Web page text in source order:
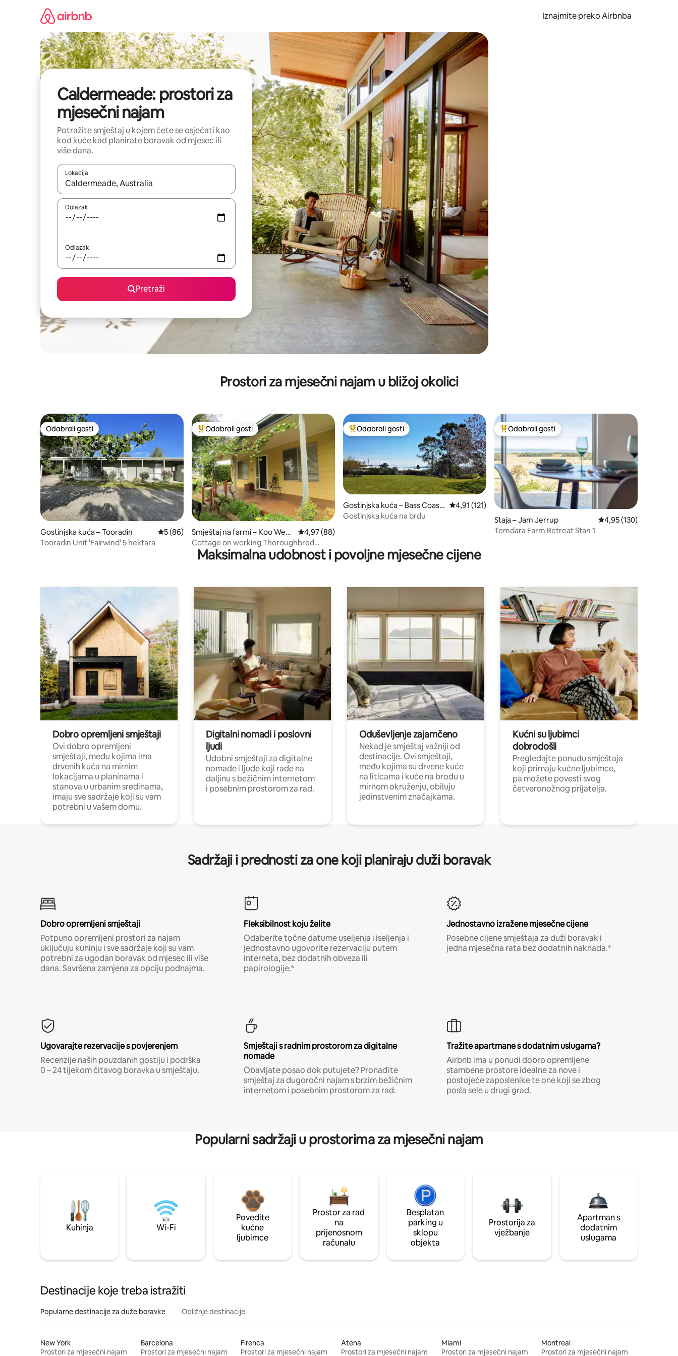
Iznajmite preko Airbnba
Caldermeade: prostori za
mjesečni najam
Potražite smještaj u kojem ćete se osjećati kao
kod kuće kad planirate boravak od mjesec ili
više dana.
Lokacija
Kada budu dostupni rezultati, moći ćete ih pregledati koristeći se strelicama prema gore i prema dolje, kao i dodirom ili prelaskom prstom po zaslonu.
Dolazak
Odlazak
Pretraži
Prostori za mjesečni najam u bližoj okolici
Odabrali gosti
Odabrali gosti
Gostinjska kuća – Tooradin Prosječna ocjena: 5/5, recenzija: 86
5 (86)
Tooradin Unit 'Fairwind' 5 hektara
Među najviše rangiranima s oznakom „Odabrali gosti”
Odabrali gosti
Smještaj na farmi – Koo Wee
Rup
Prosječna ocjena: 4,97/5, recenzija: 88
4,97 (88)
Cottage on working Thoroughbred
Horse/Cattle Farm
Među najviše rangiranima s oznakom „Odabrali gosti”
Odabrali gosti
Gostinjska kuća – Bass Coast
Shire
Prosječna ocjena: 4,91/5, recenzija: 121
4,91 (121)
Gostinjska kuća na brdu
Među najviše rangiranima s oznakom „Odabrali gosti”
Odabrali gosti
Staja – Jam Jerrup Prosječna ocjena:
4,95 (130)
Temdara Farm Retreat Stan 1
Maksimalna udobnost i povoljne mjesečne cijene
Dobro opremljeni smještaji
Ovi dobro opremljeni
smještaji, među kojima ima
drvenih kuća na mirnim
lokacijama u planinama i
stanova u urbanim sredinama,
imaju sve sadržaje koji su vam
potrebni u vašem domu.
Digitalni nomadi i poslovni
ljudi
Udobni smještaji za digitalne
nomade i ljude koji rade na
daljinu s bežičnim internetom
i posebnim prostorom za rad.
Oduševljenje zajamčeno
Nekad je smještaj važniji od
destinacije. Ovi smještaji,
među kojima su drvene kuće
na liticama i kuće na brodu u
mirnom okruženju, obiluju
jedinstvenim značajkama.
Kućni su ljubimci
dobrodošli
Pregledajte ponudu smještaja
koji primaju kućne ljubimce,
pa možete povesti svog
četveronožnog prijatelja.
Sadržaji i prednosti za one koji planiraju duži boravak
Dobro opremljeni smještaji
Potpuno opremljeni prostori za najam
uključuju kuhinju i sve sadržaje koji su vam
potrebni za ugodan boravak od mjesec ili više
dana. Savršena zamjena za opciju podnajma.
Fleksibilnost koju želite
Odaberite točne datume useljenja i iseljenja i
jednostavno ugovorite rezervaciju putem
interneta, bez dodatnih obveza ili
papirologije.*
Jednostavno izražene mjesečne cijene
Posebne cijene smještaja za duži boravak i
jedna mjesečna rata bez dodatnih naknada.*
Ugovarajte rezervacije s povjerenjem
Recenzije naših pouzdanih gostiju i podrška
0 – 24 tijekom čitavog boravka u smještaju.
Smještaji s radnim prostorom za digitalne
nomade
Obavljate posao dok putujete? Pronađite
smještaj za dugoročni najam s brzim bežičnim
internetom i posebnim prostorom za rad.
Tražite apartmane s dodatnim uslugama?
Airbnb ima u ponudi dobro opremljene
stambene prostore idealne za nove i
postojeće zaposlenike te one koji se zbog
posla sele u drugi grad.
Popularni sadržaji u prostorima za mjesečni najam
Kuhinja Wi-Fi
Povedite
kućne
ljubimce
Prostor za rad
na
prijenosnom
računalu
Besplatan
parking u
sklopu
objekta
Prostorija za
vježbanje
Apartman s
dodatnim
uslugama
Destinacije koje treba istražiti
Popularne destinacije za duže boravke Obližnje destinacije
New York
Prostori za mjesečni najam
Barcelona
Prostori za mjesečni najam
Firenca
Prostori za mjesečni najam
Atena
Prostori za mjesečni najam
Miami
Prostori za mjesečni najam
Montreal
Prostori za mjesečni najam